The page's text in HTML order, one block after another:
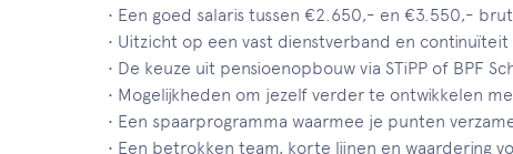
• Een goed salaris tussen €2.650,- en €3.550,-
• Uitzicht op een vast dienstverband en continuïteit
• De keuze uit pensioenopbouw via STiPP of BPF
• Mogelijkheden om jezelf verder te ontwikkelen
• Een spaarprogramma waarmee je punten
• Een betrokken team, korte lijnen en waardering